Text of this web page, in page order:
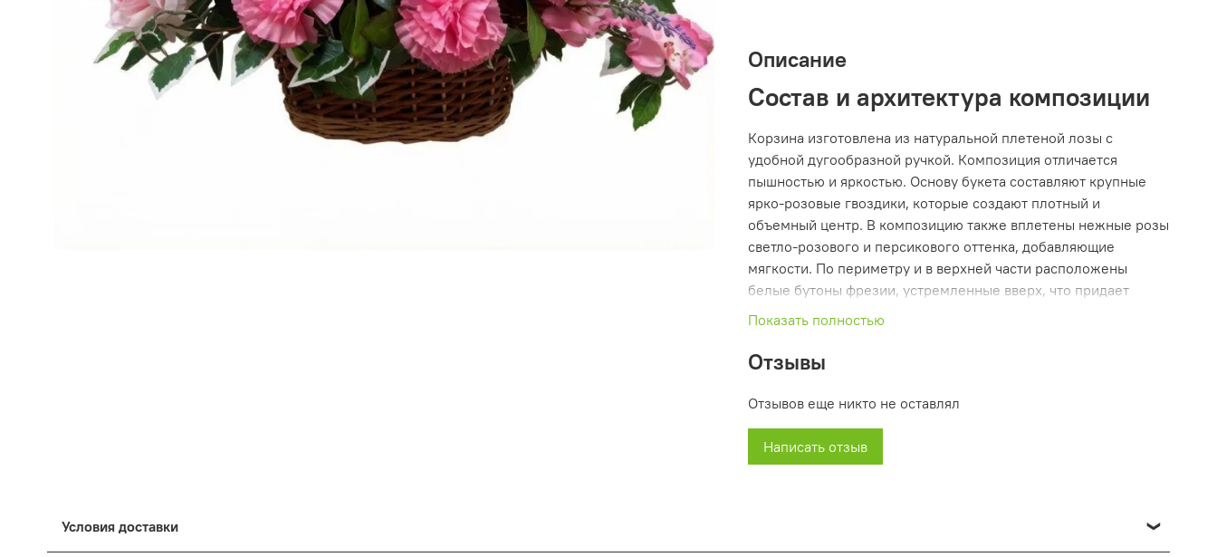
Описание
Состав и архитектура композиции
Корзина изготовлена из натуральной плетеной лозы с
удобной дугообразной ручкой. Композиция отличается
пышностью и яркостью. Основу букета составляют крупные
ярко-розовые гвоздики, которые создают плотный и
объемный центр. В композицию также вплетены нежные розы
светло-розового и персикового оттенка, добавляющие
мягкости. По периметру и в верхней части расположены
белые бутоны фрезии, устремленные вверх, что придает
корзине воздушность. Акцентными элементами выступают
контраст. Зеленую массу образуют темные листья с белой
корзины.
Символика цветов в православной
традиции
благодарность за любовь и тепло, которые дарила усопшая.
Показать полностью
Отзывы
Отзывов еще никто не оставлял
Написать отзыв
Условия доставки